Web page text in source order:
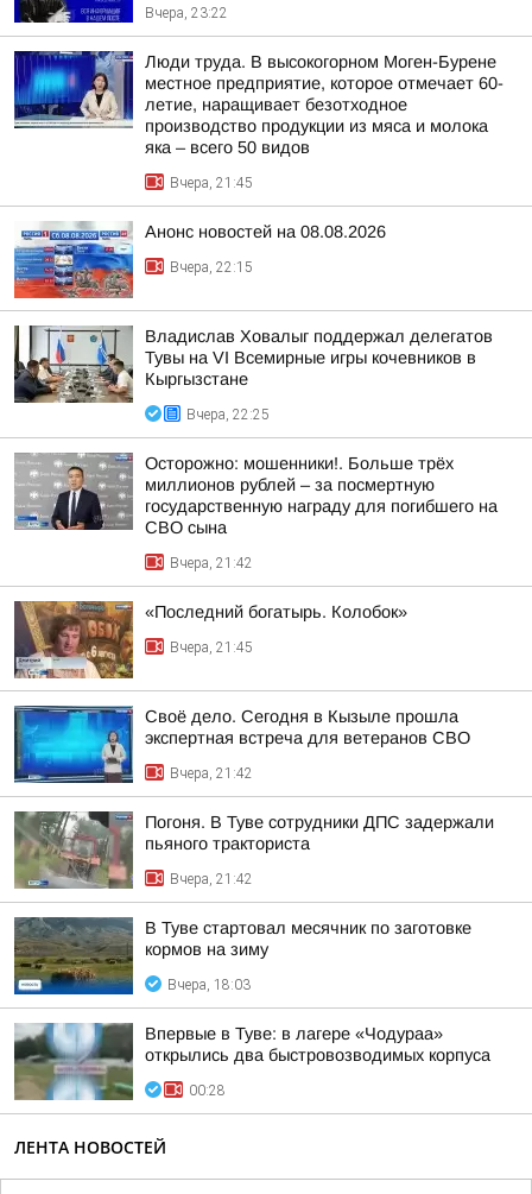
Вчера, 23:22
Люди труда. В высокогорном Моген-Бурене
местное предприятие, которое отмечает 60-
летие, наращивает безотходное
производство продукции из мяса и молока
яка – всего 50 видов
Вчера, 21:45
Анонс новостей на 08.08.2026
Вчера, 22:15
Владислав Ховалыг поддержал делегатов
Тувы на VI Всемирные игры кочевников в
Кыргызстане
Вчера, 22:25
Осторожно: мошенники!. Больше трёх
миллионов рублей – за посмертную
государственную награду для погибшего на
СВО сына
Вчера, 21:42
«Последний богатырь. Колобок»
Вчера, 21:45
Своё дело. Сегодня в Кызыле прошла
экспертная встреча для ветеранов СВО
Вчера, 21:42
Погоня. В Туве сотрудники ДПС задержали
пьяного тракториста
Вчера, 21:42
В Туве стартовал месячник по заготовке
кормов на зиму
Вчера, 18:03
Впервые в Туве: в лагере «Чодураа»
открылись два быстровозводимых корпуса
00:28
ЛЕНТА НОВОСТЕЙ